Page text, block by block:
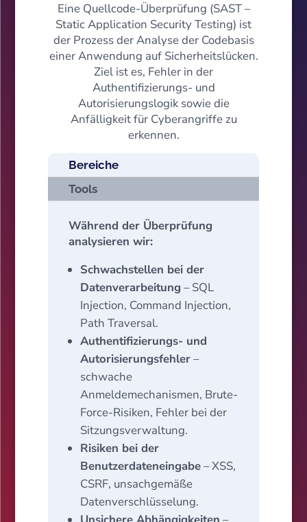
Eine Quellcode-Überprüfung (SAST –
Static Application Security Testing) ist
der Prozess der Analyse der Codebasis
einer Anwendung auf Sicherheitslücken.
Ziel ist es, Fehler in der
Authentifizierungs- und
Autorisierungslogik sowie die
Anfälligkeit für Cyberangriffe zu
erkennen.
Bereiche
Tools
Während der Überprüfung
analysieren wir:
Schwachstellen bei der
Datenverarbeitung – SQL
Injection, Command Injection,
Path Traversal.
Authentifizierungs- und
Autorisierungsfehler–
schwache
Anmeldemechanismen, Brute-
Force-Risiken, Fehler bei der
Sitzungsverwaltung.
Risiken bei der
Benutzerdateneingabe– XSS,
CSRF, unsachgemäße
Datenverschlüsselung.